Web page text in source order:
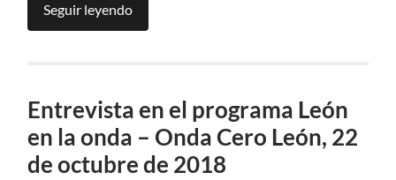
Seguir leyendo
Entrevista en el programa León
en la onda – Onda Cero León, 22
de octubre de 2018